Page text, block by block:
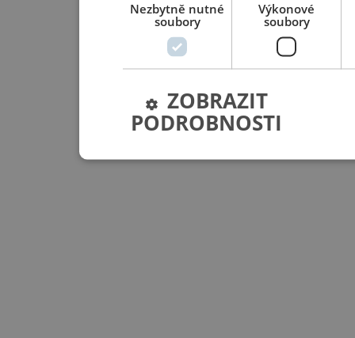
Nezbytně nutné
soubory
Výkonové
soubory
ZOBRAZIT
PODROBNOSTI